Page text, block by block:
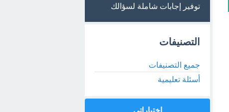
توفير إجابات شاملة لسؤالك
التصنيفات
جميع التصنيفات
أسئلة تعليمية
اختباراتي